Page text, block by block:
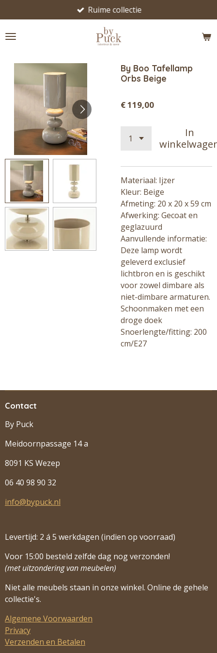
direct
naar
Ruime collectie
By Boo Tafellamp
Orbs Beige
€ 119,00
In
Materiaal: Ijzer
Kleur: Beige
Afmeting: 20 x 20 x 59 cm
Afwerking: Gecoat en
geglazuurd
Aanvullende informatie:
Deze lamp wordt
geleverd exclusief
lichtbron en is geschikt
voor zowel dimbare als
niet-dimbare armaturen.
Schoonmaken met een
droge doek
Snoerlengte/fitting: 200
cm/E27
Contact
By Puck
Meidoornpassage 14 a
8091 KS Wezep
06 40 98 90 32
info@bypuck.nl
Levertijd: 2 á 5 werkdagen (indien op voorraad)
Voor 15:00 besteld zelfde dag nog verzonden!
(met uitzondering van meubelen)
Niet alle meubels staan in onze winkel. Online de gehele
collectie's.
Algemene Voorwaarden
Privacy
Verzenden en Betalen